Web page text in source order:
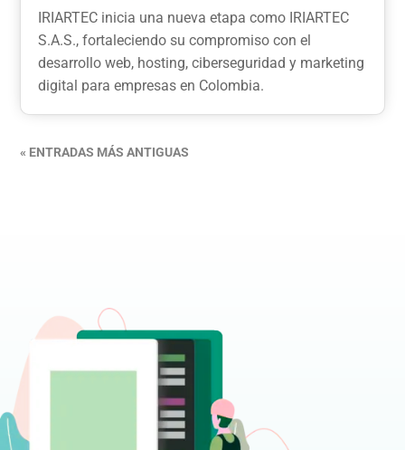
IRIARTEC inicia una nueva etapa como IRIARTEC
S.A.S., fortaleciendo su compromiso con el
desarrollo web, hosting, ciberseguridad y marketing
digital para empresas en Colombia.
« ENTRADAS MÁS ANTIGUAS